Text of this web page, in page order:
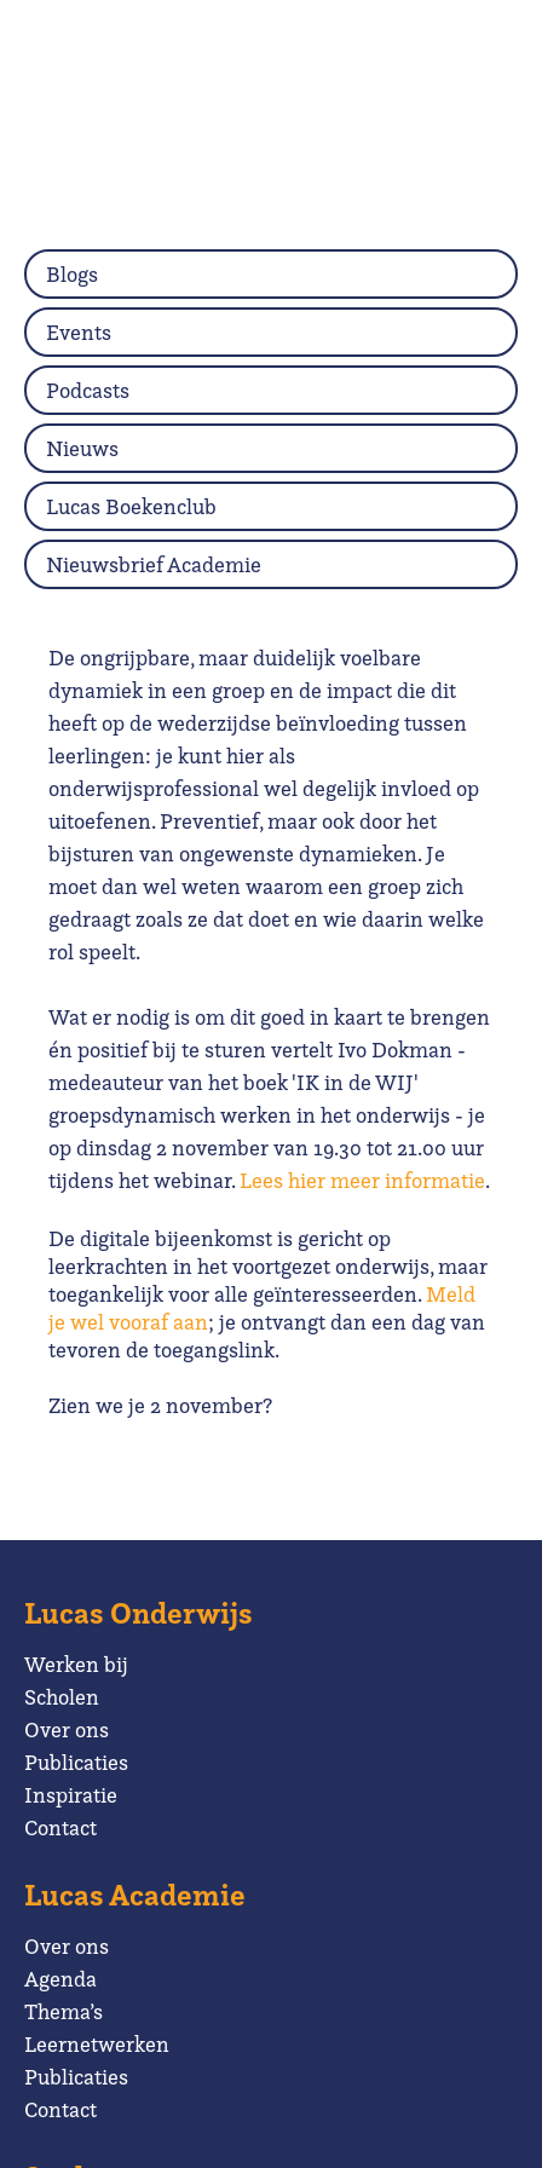
De ongrijpbare, maar duidelijk voelbare
dynamiek in een groep en de impact die dit
heeft op de wederzijdse beïnvloeding tussen
leerlingen: je kunt hier als
onderwijsprofessional wel degelijk invloed op
uitoefenen. Preventief, maar ook door het
bijsturen van ongewenste dynamieken. Je
moet dan wel weten waarom een groep zich
gedraagt zoals ze dat doet en wie daarin welke
rol speelt.
Wat er nodig is om dit goed in kaart te brengen
én positief bij te sturen vertelt Ivo Dokman -
medeauteur van het boek 'IK in de WIJ'
groepsdynamisch werken in het onderwijs - je
op dinsdag 2 november van 19.30 tot 21.00 uur
tijdens het webinar.Lees hier meer informatie.
De digitale bijeenkomst is gericht op
leerkrachten in het voortgezet onderwijs, maar
toegankelijk voor alle geïnteresseerden.Meld
je wel vooraf aan; je ontvangt dan een dag van
tevoren de toegangslink.
Zien we je 2 november?
Blogs
Events
Podcasts
Nieuws
Lucas Boekenclub
Nieuwsbrief Academie
Lucas Onderwijs
Werken bij
Scholen
Over ons
Publicaties
Inspiratie
Contact
Lucas Academie
Over ons
Agenda
Thema’s
Leernetwerken
Publicaties
Contact